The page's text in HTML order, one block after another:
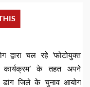
द्वारा चल रहे ‘फोटोयुक्त
कार्यक्रम’ के तहत अपने
डांग जिले के चुनाव आयोग